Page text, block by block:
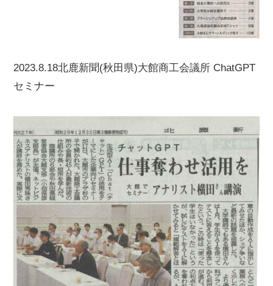
2023.8.18北鹿新聞(秋田県)大館商工会議所 ChatGPT
セミナー